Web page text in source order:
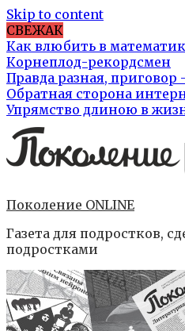
Skip to content
СВЕЖАК
Как влюбить в
Корнеплод-рекордсмен
Правда разная, приговор
Обратная сторона
Упрямство длиною в
Поколение ONLINE
Газета для подростков,
подростками